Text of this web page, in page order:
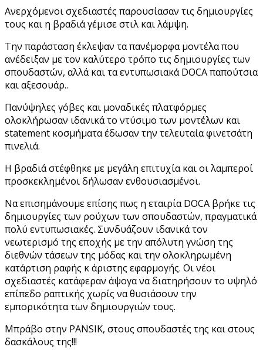
Ανερχόμενοι σχεδιαστές παρουσίασαν τις δημιουργίες
τους και η βραδιά γέμισε στιλ και λάμψη.
Την παράσταση έκλεψαν τα πανέμορφα μοντέλα που
ανέδειξαν με τον καλύτερο τρόπο τις δημιουργίες των
σπουδαστών, αλλά και τα εντυπωσιακά DOCA παπούτσια
και αξεσουάρ..
Πανύψηλες γόβες και μοναδικές πλατφόρμες
ολοκλήρωσαν ιδανικά το ντύσιμο των μοντέλων και
statement κοσμήματα έδωσαν την τελευταία φινετσάτη
πινελιά.
Η βραδιά στέφθηκε με μεγάλη επιτυχία και οι λαμπεροί
προσκεκλημένοι δήλωσαν ενθουσιασμένοι.
Να επισημάνουμε επίσης πως η εταιρία DOCA βρήκε τις
δημιουργίες των ρούχων των σπουδαστών, πραγματικά
πολύ εντυπωσιακές. Συνδυάζουν ιδανικά τον
νεωτερισμό της εποχής με την απόλυτη γνώση της
διεθνών τάσεων της μόδας και την ολοκληρωμένη
κατάρτιση ραφής κ άριστης εφαρμογής. Οι νέοι
σχεδιαστές κατάφεραν άψογα να διατηρήσουν το υψηλό
επίπεδο ραπτικής χωρίς να θυσιάσουν την
εμπορικότητα των δημιουργιών τους.
Μπράβο στην PANSIK, στους σπουδαστές της και στους
δασκάλους της!!!